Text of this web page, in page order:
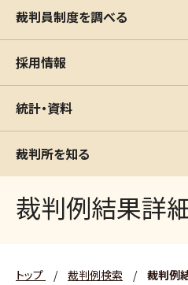
裁判員制度を調べる
採用情報
統計・資料
裁判所を知る
裁判例結果詳
トップ / 裁判例検索 / 裁判例